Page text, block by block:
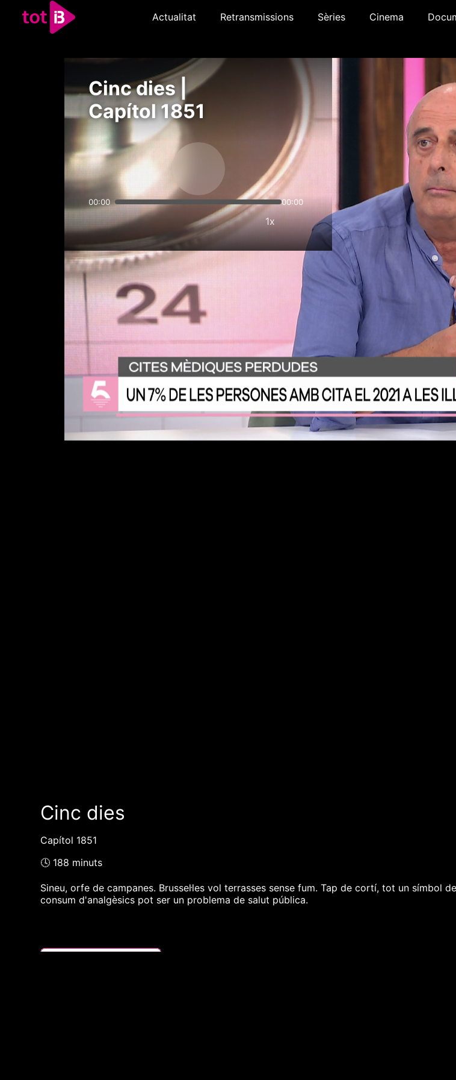
Actualitat Retransmissions Sèries Cinema
Cinc dies |
Capítol 1851
00:00 00:00
1x
Cinc dies
Capítol 1851
🕓 188 minuts
Sineu, orfe de campanes. Brussel·les vol terrasses sense fum. Tap de cortí, tot un símbol
consum d'analgèsics pot ser un problema de salut pública.